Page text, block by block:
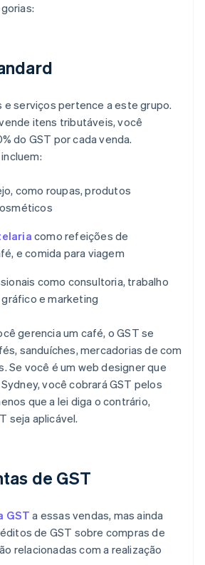
e serviços pertence a este grupo.
itens tributáveis, você
do GST por cada venda.
como roupas, produtos
como refeições de
e comida para viagem
como consultoria, trabalho
e marketing
gerencia um café, o GST se
sanduíches, mercadorias de com
Se você é um web designer que
você cobrará GST pelos
que a lei diga o contrário,
seja aplicável.
de GST
GST a essas vendas, mas ainda
de GST sobre compras de
relacionadas com a realização